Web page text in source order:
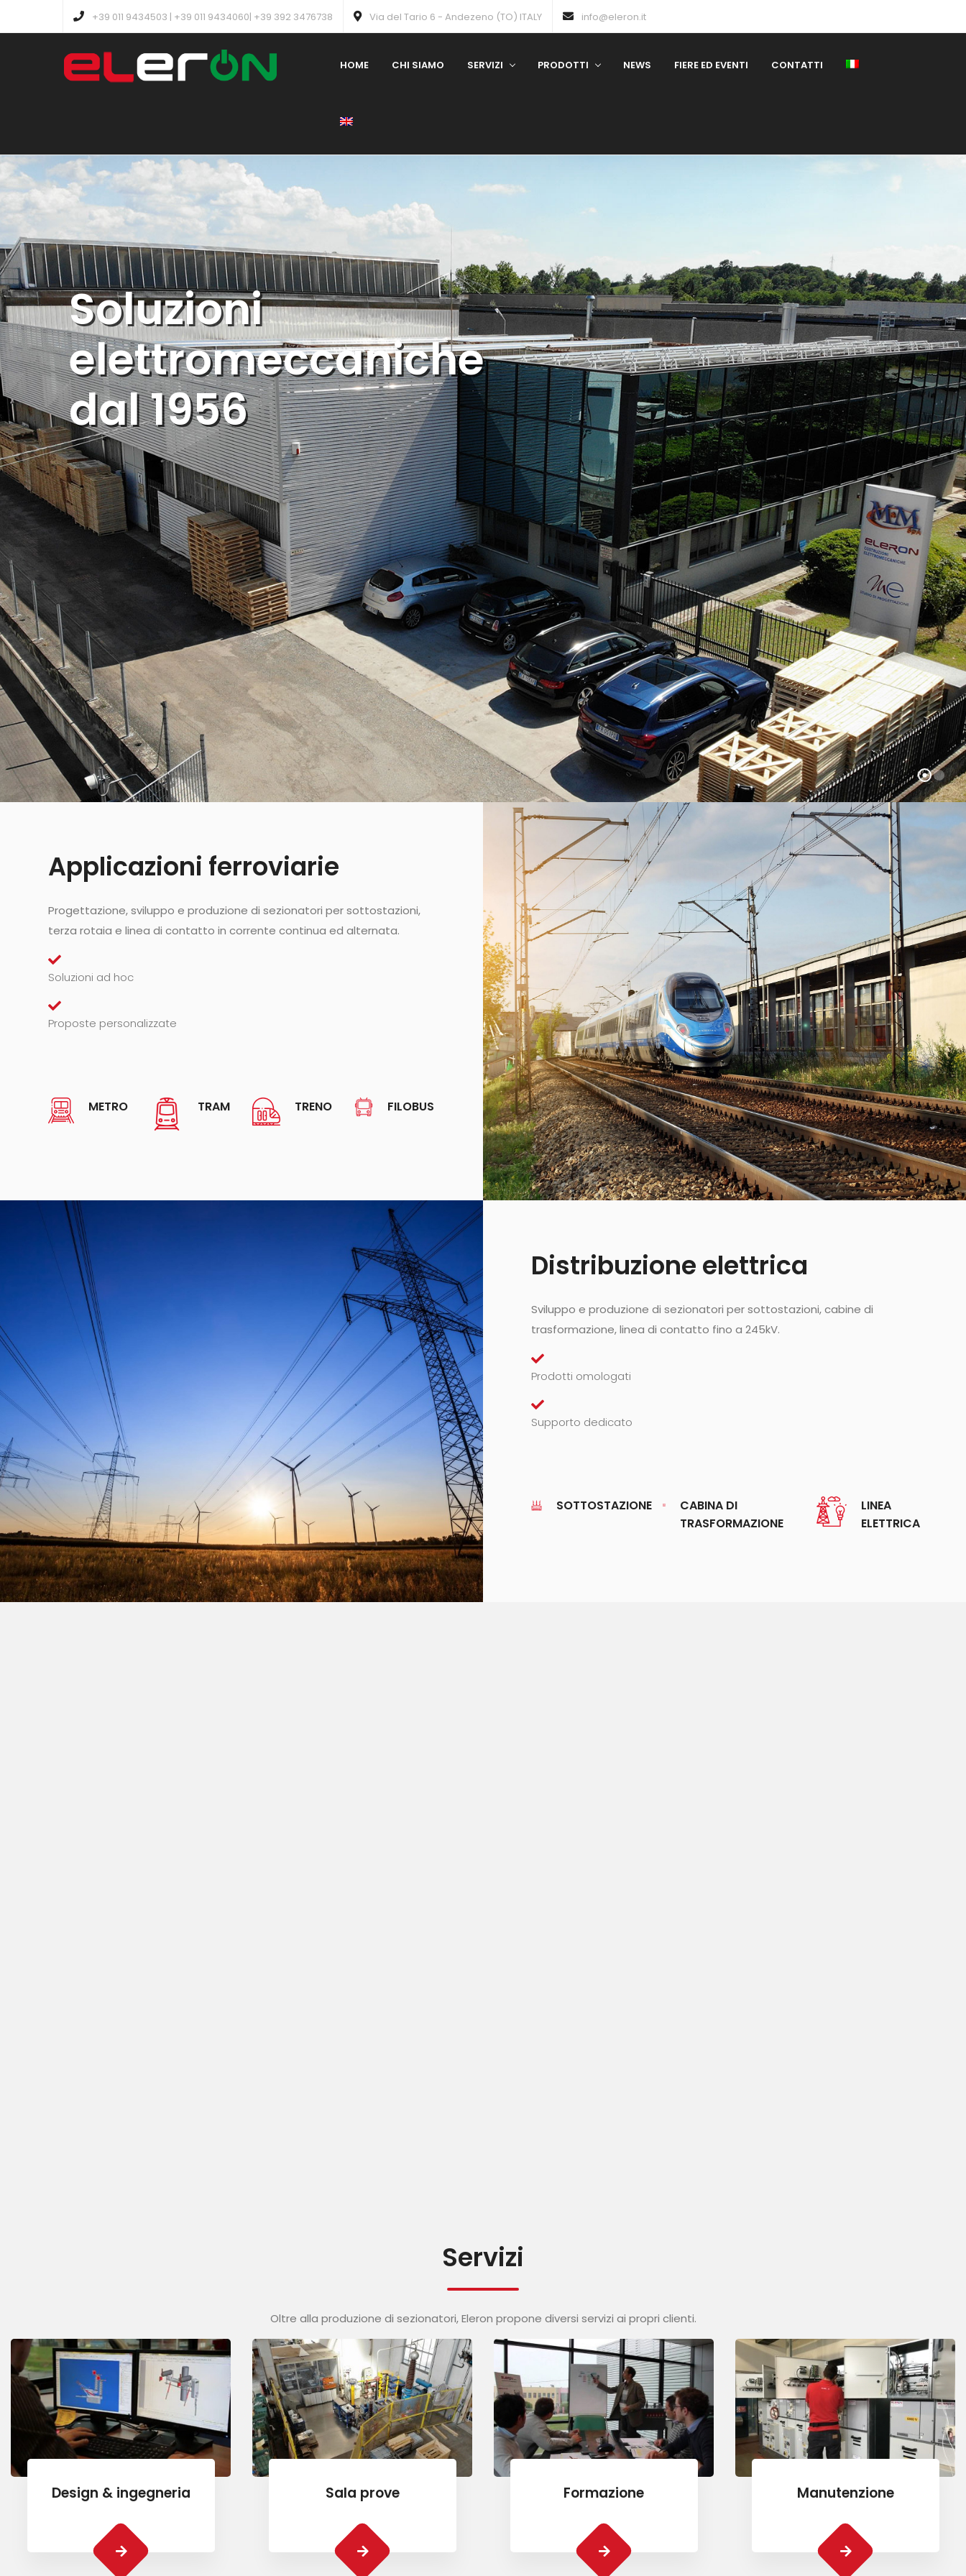
+39 011 9434503 | +39 011 9434060| +39 392 3476738 Via del Tario 6 - Andezeno (TO) ITALY info@eleron.it
HOME CHI SIAMO SERVIZI PRODOTTI NEWS FIERE ED EVENTI CONTATTI
Soluzioni
elettromeccaniche
dal 1956
Applicazioni ferroviarie
Progettazione, sviluppo e produzione di sezionatori per sottostazioni,
terza rotaia e linea di contatto in corrente continua ed alternata.
Soluzioni ad hoc
Proposte personalizzate
METRO TRAM TRENO FILOBUS
Distribuzione elettrica
Sviluppo e produzione di sezionatori per sottostazioni, cabine di
trasformazione, linea di contatto fino a 245kV.
Prodotti omologati
Supporto dedicato
SOTTOSTAZIONE
CABINA DI
TRASFORMAZIONE
LINEA
ELETTRICA
Servizi
Oltre alla produzione di sezionatori, Eleron propone diversi servizi ai propri clienti.
Design & ingegneria Sala prove Formazione Manutenzione